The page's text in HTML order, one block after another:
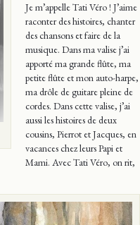
Je m’appelle Tati Véro ! J’aime
raconter des histoires, chanter
des chansons et faire de la
musique. Dans ma valise j’ai
apporté ma grande flûte, ma
petite flûte et mon auto-harpe,
ma drôle de guitare pleine de
cordes. Dans cette valise, j’ai
aussi les histoires de deux
cousins, Pierrot et Jacques, en
vacances chez leurs Papi et
Mami. Avec Tati Véro, on rit,